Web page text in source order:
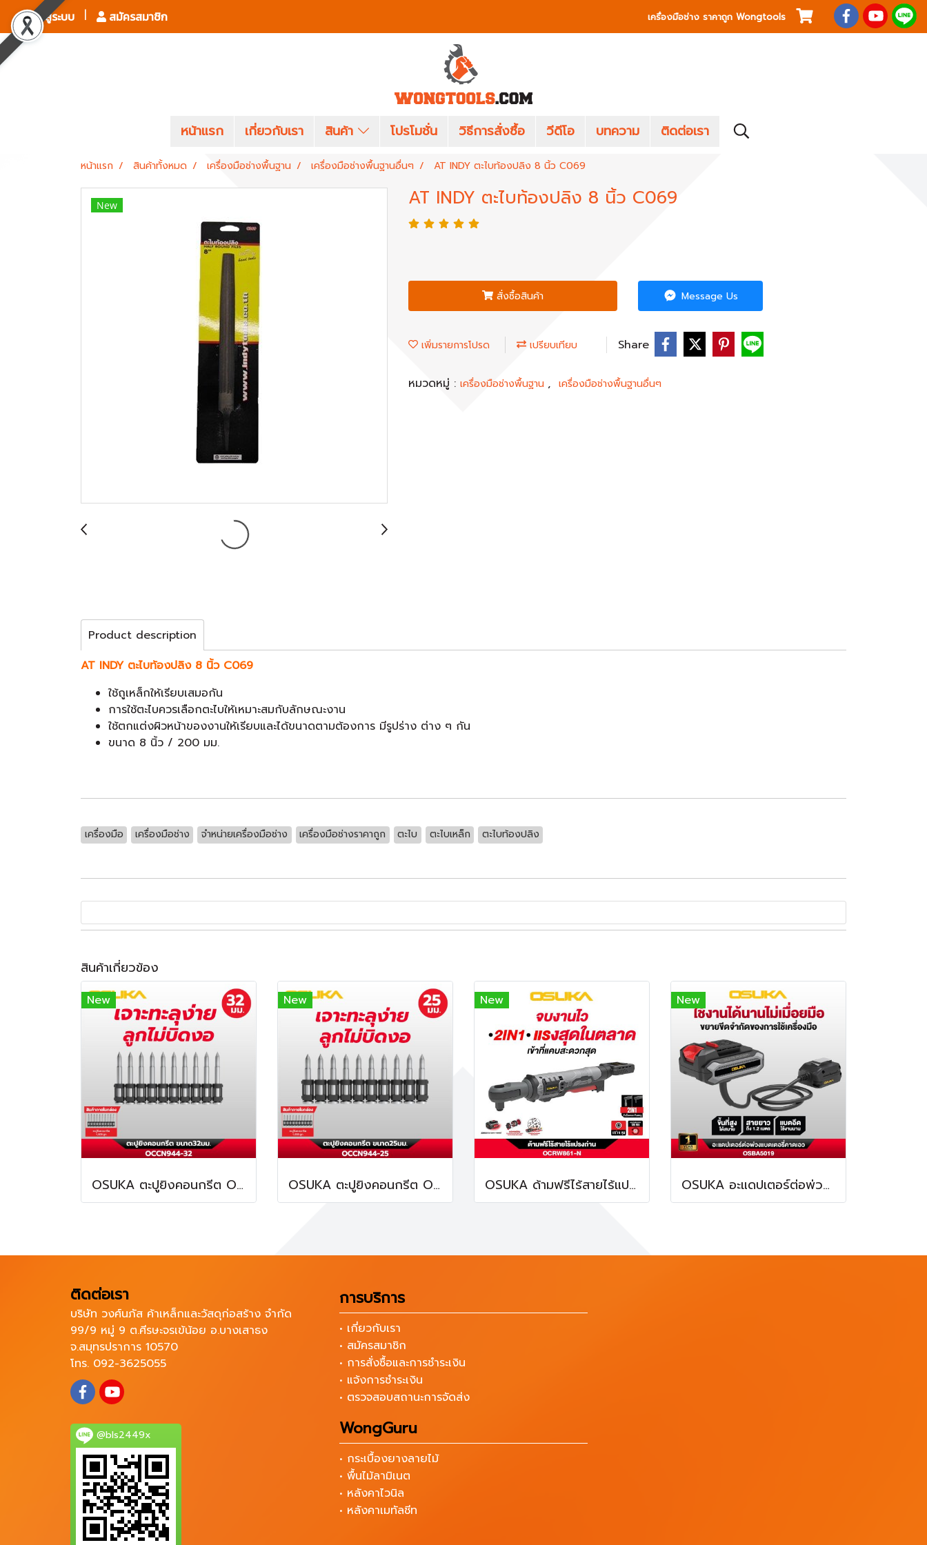
เข้าสู่ระบบ สมัครสมาชิก เครื่องมือช่าง ราคาถูก Wongtools
หน้าแรก เกี่ยวกับเรา สินค้า โปรโมชั่น วิธีการสั่งซื้อ วีดีโอ บทความ ติดต่อเรา
หน้าแรก สินค้าทั้งหมด เครื่องมือช่างพื้นฐาน เครื่องมือช่างพื้นฐานอื่นๆ AT INDY ตะไบท้องปลิง 8 นิ้ว C069
New AT INDY ตะไบท้องปลิง 8 นิ้ว C069
สั่งซื้อสินค้า Message Us
เพิ่มรายการโปรด เปรียบเทียบ Share
หมวดหมู่ : เครื่องมือช่างพื้นฐาน , เครื่องมือช่างพื้นฐานอื่นๆ
Product description
AT INDY ตะไบท้องปลิง 8 นิ้ว C069
ใช้ถูเหล็กให้เรียบเสมอกัน
การใช้ตะไบควรเลือกตะไบให้เหมาะสมกับลักษณะงาน
ใช้ตกแต่งผิวหน้าของงานให้เรียบและได้ขนาดตามต้องการ มีรูปร่าง ต่าง ๆ กัน
ขนาด 8 นิ้ว / 200 มม.
เครื่องมือ เครื่องมือช่าง จำหน่ายเครื่องมือช่าง เครื่องมือช่างราคาถูก ตะไบ ตะไบเหล็ก ตะไบท้องปลิง
สินค้าเกี่ยวข้อง
New
OSUKA ตะปูยิงคอนกรีต OCCN944-32 ทนทานต่อการกัดกร่อน
New
OSUKA ตะปูยิงคอนกรีต OCCN944-25 ทนทานต่อการกัดกร่อน
New
OSUKA ด้ามฟรีไร้สายไร้แปรงถ่าน OCRW861
New
OSUKA อะแดปเตอร์ต่อพ่วงแบตเตอรี่คาดเอว ยาว 1.2 เมตร OSBA5019
ติดต่อเรา
บริษัท วงศ์นภัส ค้าเหล็กและวัสดุก่อสร้าง จำกัด
99/9 หมู่ 9 ต.ศีรษะจรเข้น้อย อ.บางเสาธง
จ.สมุทรปราการ 10570
โทร. 092-3625055
@bls2449x
การบริการ
• เกี่ยวกับเรา
• สมัครสมาชิก
• การสั่งซื้อและการชำระเงิน
• แจ้งการชำระเงิน
• ตรวจสอบสถานะการจัดส่ง
WongGuru
• กระเบื้องยางลายไม้
• พื้นไม้ลามิเนต
• หลังคาไวนิล
• หลังคาเมทัลชีท